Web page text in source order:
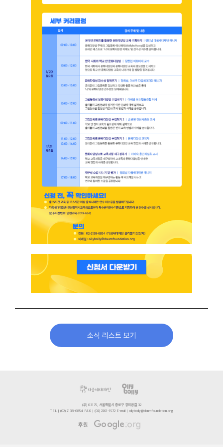
소식 리스트 보기
(우) 03175, 서울특별시 종로구 경희궁길 32
TEL | (02) 2138-6854 FAX | (02) 2261-1572 E-mail | ollybolly@daumfoundation.org
후원